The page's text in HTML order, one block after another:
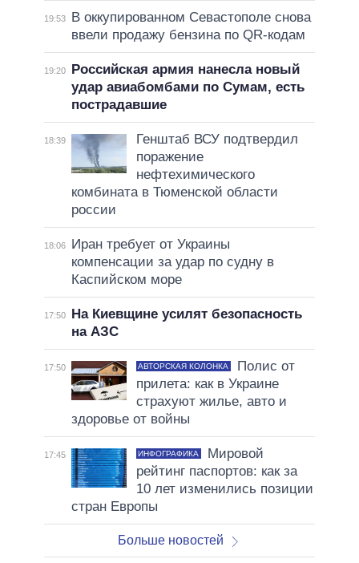
19:53
В оккупированном Севастополе снова
ввели продажу бензина по QR-кодам
19:20
Российская армия нанесла новый
удар авиабомбами по Сумам, есть
пострадавшие
18:39
Генштаб ВСУ подтвердил
поражение
нефтехимического
комбината в Тюменской области
россии
18:06
Иран требует от Украины
компенсации за удар по судну в
Каспийском море
17:50
На Киевщине усилят безопасность
на АЗС
17:50 АВТОРСКАЯ КОЛОНКА
Полис от
прилета: как в Украине
страхуют жилье, авто и
здоровье от войны
17:45 ИНФОГРАФИКА
Мировой
рейтинг паспортов: как за
10 лет изменились позиции
стран Европы
Больше новостей